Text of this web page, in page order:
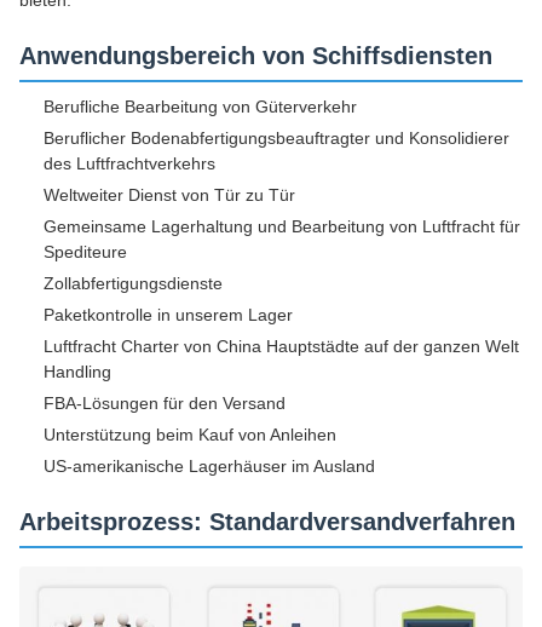
Anwendungsbereich von Schiffsdiensten
Berufliche Bearbeitung von Güterverkehr
Beruflicher Bodenabfertigungsbeauftragter und Konsolidierer
des Luftfrachtverkehrs
Weltweiter Dienst von Tür zu Tür
Gemeinsame Lagerhaltung und Bearbeitung von Luftfracht für
Spediteure
Zollabfertigungsdienste
Paketkontrolle in unserem Lager
Luftfracht Charter von China Hauptstädte auf der ganzen Welt
Handling
FBA-Lösungen für den Versand
Unterstützung beim Kauf von Anleihen
US-amerikanische Lagerhäuser im Ausland
Arbeitsprozess: Standardversandverfahren